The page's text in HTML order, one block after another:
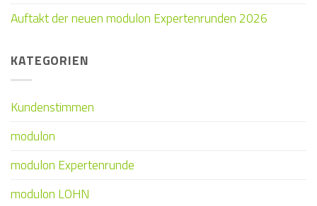
Auftakt der neuen modulon Expertenrunden 2026
KATEGORIEN
Kundenstimmen
modulon
modulon Expertenrunde
modulon LOHN